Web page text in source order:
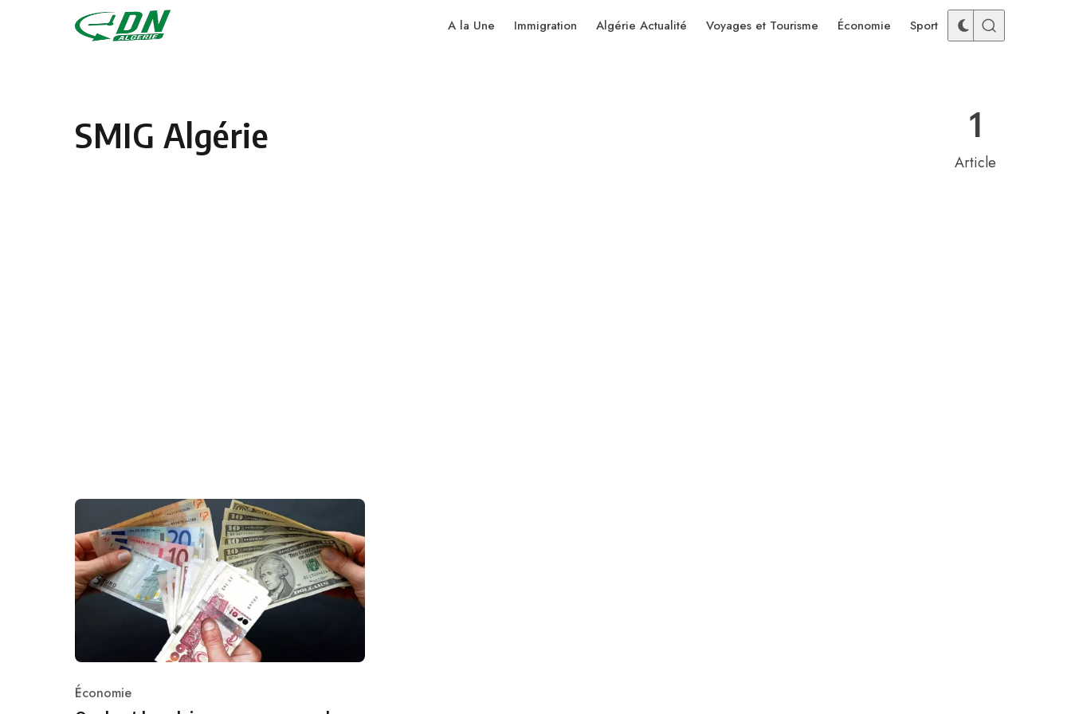
Skip to content
A la Une Immigration Algérie Actualité Voyages et Tourisme Économie Sport
SMIG Algérie 1
Article
Category
Économie